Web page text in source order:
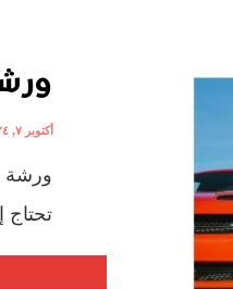
أكتوبر ٧, ٢٠٢٤
ورشة
تحتاج